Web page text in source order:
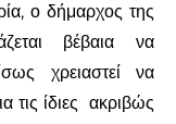
ο δήμαρχος της
βέβαια να
χρειαστεί να
τις ίδιες ακριβώς